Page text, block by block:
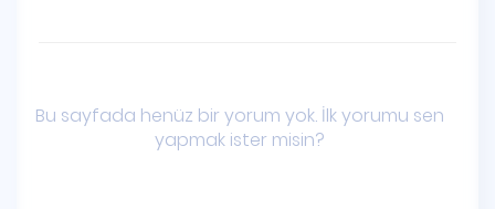
Bu sayfada henüz bir yorum yok. İlk yorumu sen
yapmak ister misin?